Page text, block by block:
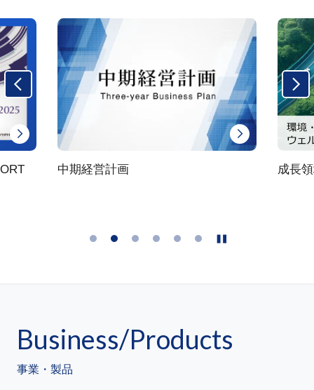
成長領域で活躍する製品 特
Business/Products
事業・製品